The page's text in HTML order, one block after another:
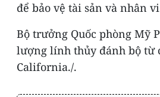
để bảo vệ tài sản và nhân
Bộ trưởng Quốc phòng Mỹ
lượng lính thủy đánh bộ từ
California./.